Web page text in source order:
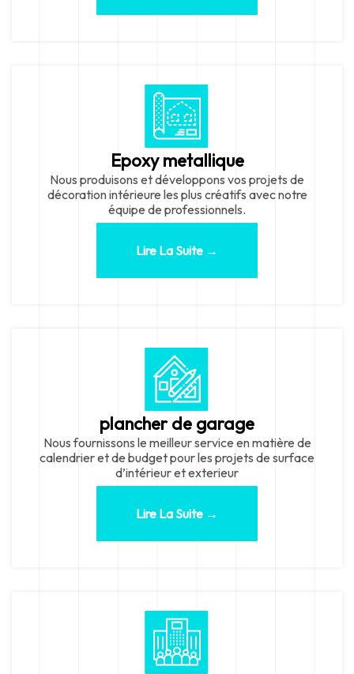
Epoxy metallique
Nous produisons et développons vos projets de
décoration intérieure les plus créatifs avec notre
équipe de professionnels.
Lire La Suite →
plancher de garage
Nous fournissons le meilleur service en matière de
calendrier et de budget pour les projets de surface
d’intérieur et exterieur
Lire La Suite →